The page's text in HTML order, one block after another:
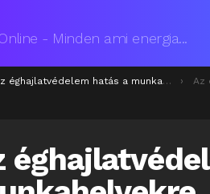
- Minden ami energia...
éghajlatvédelem hatás a munkahelyekre Az